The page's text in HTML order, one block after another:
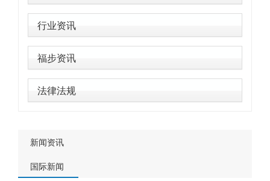
行业资讯
福步资讯
法律法规
新闻资讯
国际新闻